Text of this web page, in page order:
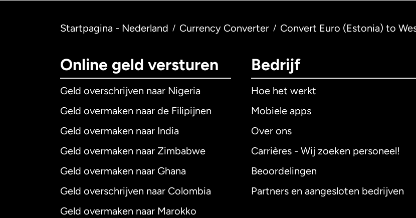
Startpagina - Nederland / Currency Converter / Convert Euro (Estonia) to
Online geld versturen
Geld overschrijven naar Nigeria
Geld overmaken naar de Filipijnen
Geld overmaken naar India
Geld overmaken naar Zimbabwe
Geld overmaken naar Ghana
Geld overschrijven naar Colombia
Geld overmaken naar Marokko
Bedrijf
Hoe het werkt
Mobiele apps
Over ons
Carrières - Wij zoeken personeel!
Beoordelingen
Partners en aangesloten bedrijven